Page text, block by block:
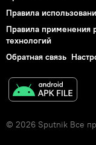
Правила
Правила применения
технологий
Обратная связь
© 2026 Sputnik Все